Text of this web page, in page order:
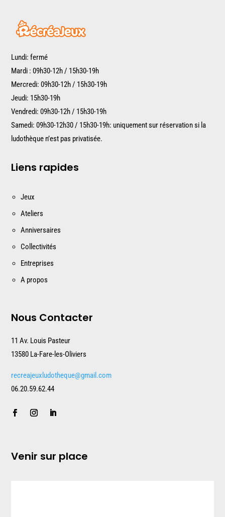
Lundi: fermé
Mardi : 09h30-12h / 15h30-19h
Mercredi: 09h30-12h / 15h30-19h
Jeudi: 15h30-19h
Vendredi: 09h30-12h / 15h30-19h
Samedi: 09h30-12h30 / 15h30-19h: uniquement sur réservation si la
ludothèque n’est pas privatisée.
Liens rapides
Jeux
Ateliers
Anniversaires
Collectivités
Entreprises
A propos
Nous Contacter
11 Av. Louis Pasteur
13580 La-Fare-les-Oliviers
recreajeuxludotheque@gmail.com
06.20.59.62.44
Venir sur place